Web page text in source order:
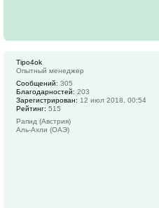
Tipo4ok
Опытный менеджер
Сообщений: 305
Благодарностей: 203
Зарегистрирован: 12 июл 2018, 00:54
Рейтинг: 515
Рапид (Австрия)
Аль-Ахли (ОАЭ)